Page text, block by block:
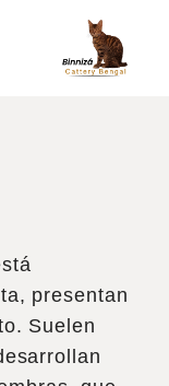
presentan
Suelen